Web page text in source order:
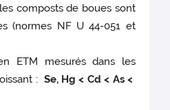
composts de boues sont
(normes NF U 44-051 et
ETM mesurés dans les
: Se, Hg < Cd < As <